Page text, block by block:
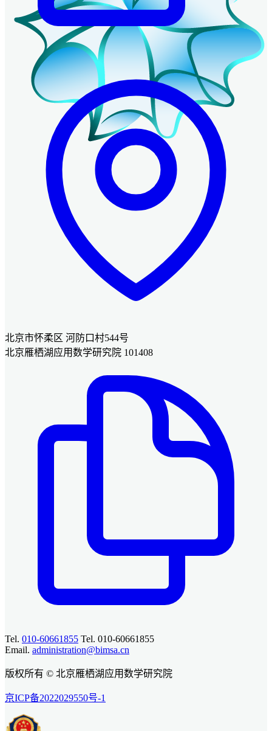
北京市怀柔区 河防口村544号
北京雁栖湖应用数学研究院 101408
Tel. 010-60661855 Tel. 010-60661855
Email. administration@bimsa.cn
版权所有 © 北京雁栖湖应用数学研究院
京ICP备2022029550号-1